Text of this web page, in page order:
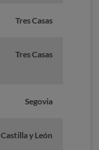
Tres Casas
Tres Casas
Segovia
Castilla y León